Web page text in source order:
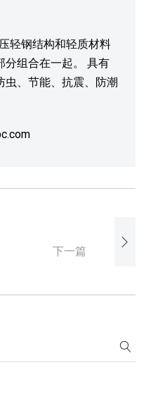
轻钢结构和轻质材料
分组合在一起。 具有
虫、节能、抗震、防潮
下一篇